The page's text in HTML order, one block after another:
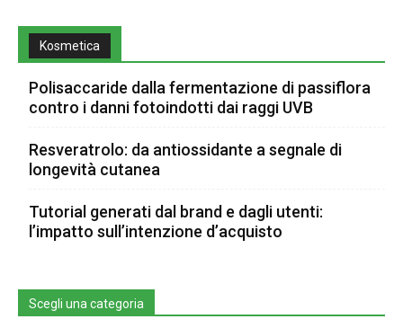
Kosmetica
Polisaccaride dalla fermentazione di passiflora
contro i danni fotoindotti dai raggi UVB
Resveratrolo: da antiossidante a segnale di
longevità cutanea
Tutorial generati dal brand e dagli utenti:
l’impatto sull’intenzione d’acquisto
Scegli una categoria